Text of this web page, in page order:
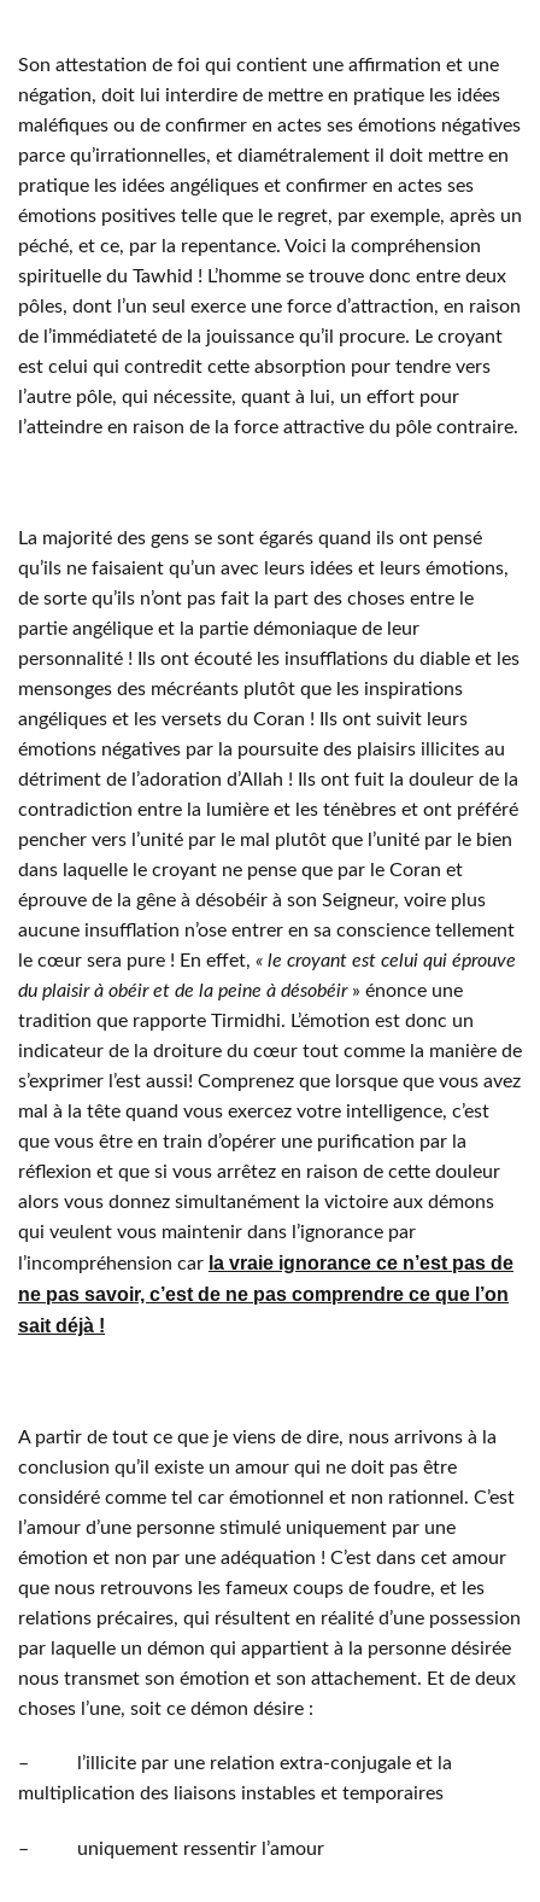
Son attestation de foi qui contient une affirmation et une
négation, doit lui interdire de mettre en pratique les idées
maléfiques ou de confirmer en actes ses émotions négatives
parce qu’irrationnelles, et diamétralement il doit mettre en
pratique les idées angéliques et confirmer en actes ses
émotions positives telle que le regret, par exemple, après un
péché, et ce, par la repentance. Voici la compréhension
spirituelle du Tawhid ! L’homme se trouve donc entre deux
pôles, dont l’un seul exerce une force d’attraction, en raison
de l’immédiateté de la jouissance qu’il procure. Le croyant
est celui qui contredit cette absorption pour tendre vers
l’autre pôle, qui nécessite, quant à lui, un effort pour
l’atteindre en raison de la force attractive du pôle contraire.
La majorité des gens se sont égarés quand ils ont pensé
qu’ils ne faisaient qu’un avec leurs idées et leurs émotions,
de sorte qu’ils n’ont pas fait la part des choses entre le
partie angélique et la partie démoniaque de leur
personnalité ! Ils ont écouté les insufflations du diable et les
mensonges des mécréants plutôt que les inspirations
angéliques et les versets du Coran ! Ils ont suivit leurs
émotions négatives par la poursuite des plaisirs illicites au
détriment de l’adoration d’Allah ! Ils ont fuit la douleur de la
contradiction entre la lumière et les ténèbres et ont préféré
pencher vers l’unité par le mal plutôt que l’unité par le bien
dans laquelle le croyant ne pense que par le Coran et
éprouve de la gêne à désobéir à son Seigneur, voire plus
aucune insufflation n’ose entrer en sa conscience tellement
le cœur sera pure ! En effet, « le croyant est celui qui éprouve
du plaisir à obéir et de la peine à désobéir » énonce une
tradition que rapporte Tirmidhi. L’émotion est donc un
indicateur de la droiture du cœur tout comme la manière de
s’exprimer l’est aussi! Comprenez que lorsque que vous avez
mal à la tête quand vous exercez votre intelligence, c’est
que vous être en train d’opérer une purification par la
réflexion et que si vous arrêtez en raison de cette douleur
alors vous donnez simultanément la victoire aux démons
qui veulent vous maintenir dans l’ignorance par
l’incompréhension car la vraie ignorance ce n’est pas de
ne pas savoir, c’est de ne pas comprendre ce que l’on
sait déjà !
A partir de tout ce que je viens de dire, nous arrivons à la
conclusion qu’il existe un amour qui ne doit pas être
considéré comme tel car émotionnel et non rationnel. C’est
l’amour d’une personne stimulé uniquement par une
émotion et non par une adéquation ! C’est dans cet amour
que nous retrouvons les fameux coups de foudre, et les
relations précaires, qui résultent en réalité d’une possession
par laquelle un démon qui appartient à la personne désirée
nous transmet son émotion et son attachement. Et de deux
choses l’une, soit ce démon désire :
– l’illicite par une relation extra-conjugale et la
multiplication des liaisons instables et temporaires
– uniquement ressentir l’amour